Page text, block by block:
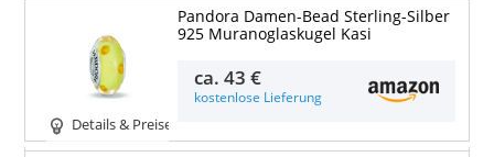
Details & Preise
Pandora Damen-Bead Sterling-Silber
925 Muranoglaskugel Kasi
ca.43 €
kostenlose Lieferung